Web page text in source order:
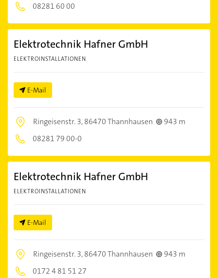
08281 60 00
Elektrotechnik Hafner GmbH
ELEKTROINSTALLATIONEN
E-Mail
Ringeisenstr. 3,86470 Thannhausen
943 m
08281 79 00-0
Elektrotechnik Hafner GmbH
ELEKTROINSTALLATIONEN
E-Mail
Ringeisenstr. 3,86470 Thannhausen
943 m
0172 4 81 51 27